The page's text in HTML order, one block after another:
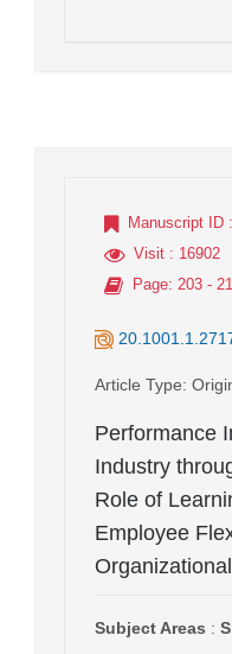
Manuscript ID
Visit : 16902
Page: 203 -
Article Type:
Performance
Industry
Role of
Employee
Subject Areas :